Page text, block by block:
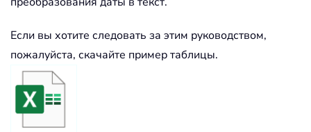
Если вы хотите следовать за этим руководством,
пожалуйста, скачайте пример таблицы.